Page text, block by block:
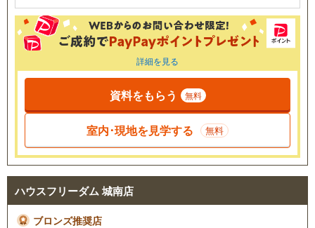
詳細を見る
資料をもらう 無料
室内･現地を見学する 無料
ハウスフリーダム 城南店
ブロンズ推奨店